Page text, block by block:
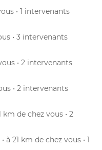
• 1 intervenants
• 3 intervenants
• 2 intervenants
• 2 intervenants
km de chez vous • 2
• à 21 km de chez vous • 1